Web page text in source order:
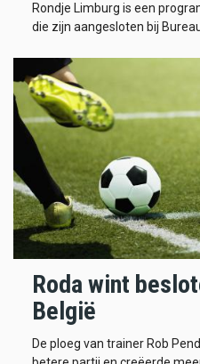
Rondje Limburg is een
die zijn aangesloten bij
Roda wint
België
De ploeg van trainer Rob